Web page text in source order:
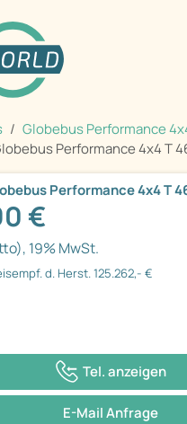
Globebus Performance
Performance 4x4 T
Performance 4x4 T
€
19% MwSt.
d. Herst. 125.262,- €
Tel. anzeigen
E-Mail Anfrage